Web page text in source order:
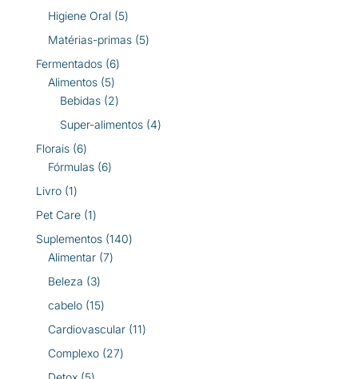
Higiene Oral 55
produtos
Matérias-primas 55
Fermentados 66
Alimentos 55
produtos
Bebidas 22
produtos
Super-alimentos 44
Florais 66
produtos
Fórmulas 66
Livro 11
produto
Pet Care 11
produto
Suplementos 140140
Alimentar 77
Beleza 33
produtos
cabelo 1515
produtos
Cardiovascular 1111
Complexo 2727